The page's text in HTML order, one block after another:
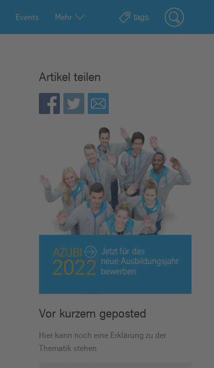
Events Mehr
Artikel teilen
Vor kurzem geposted
Hier kann noch eine Erklärung zu der
Thematik stehen